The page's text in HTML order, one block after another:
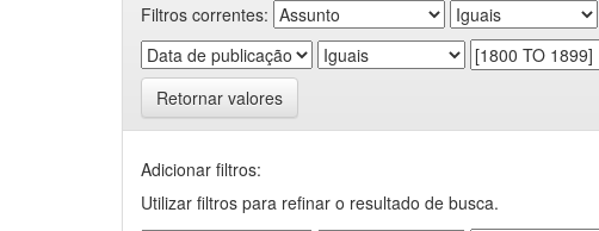
Filtros correntes:
Retornar valores
Adicionar filtros:
Utilizar filtros para refinar o resultado de busca.